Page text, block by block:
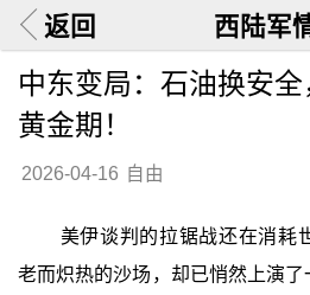
返回 西陆军
中东变局：石油换安
黄金期！
2026-04-16 自由
美伊谈判的拉锯战还在消耗
老而炽热的沙场，却已悄然上演